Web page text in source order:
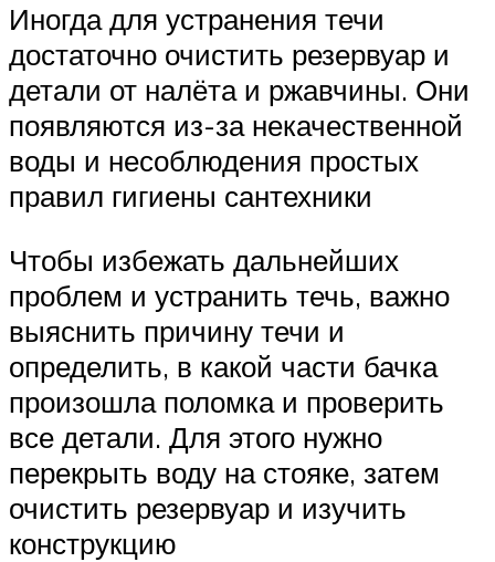
Иногда для устранения течи
достаточно очистить резервуар и
детали от налёта и ржавчины. Они
появляются из-за некачественной
воды и несоблюдения простых
правил гигиены сантехники
Чтобы избежать дальнейших
проблем и устранить течь, важно
выяснить причину течи и
определить, в какой части бачка
произошла поломка и проверить
все детали. Для этого нужно
перекрыть воду на стояке, затем
очистить резервуар и изучить
конструкцию